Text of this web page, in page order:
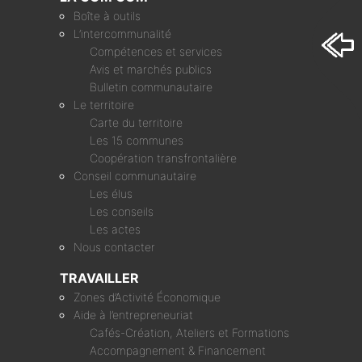
Boîte à outils
L’intercommunalité
Compétences et services
Avis et marchés publics
Bulletin communautaire
Le territoire
Carte du territoire
Les 15 communes
Coopération transfrontalière
Conseil communautaire
Les élus
Les conseils
Les actes
Nous contacter
TRAVAILLER
Zones d’Activité Économique
Aide à l’entrepreneuriat
Cafés-Création, Ateliers et Formations
Accompagnement & Financement